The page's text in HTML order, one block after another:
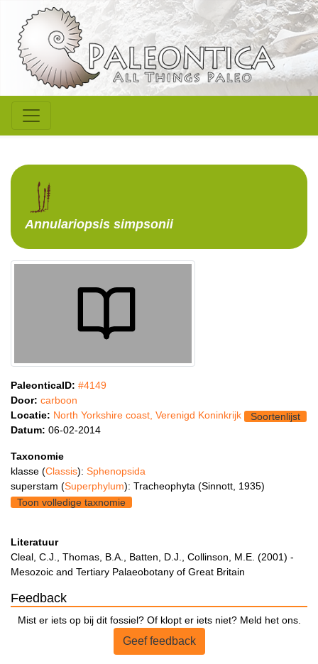
Annulariopsis simpsonii
PaleonticaID: #4149
Door: carboon
Locatie: North Yorkshire coast, Verenigd Koninkrijk
Soortenlijst
Datum: 06-02-2014
Taxonomie
klasse (Classis): Sphenopsida
superstam (Superphylum): Tracheophyta (Sinnott, 1935)
Toon volledige taxnomie
Literatuur
Cleal, C.J., Thomas, B.A., Batten, D.J., Collinson, M.E. (2001) -
Mesozoic and Tertiary Palaeobotany of Great Britain
Feedback
Mist er iets op bij dit fossiel? Of klopt er iets niet? Meld het ons.
Geef feedback